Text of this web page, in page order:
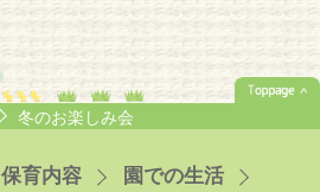
冬のお楽しみ会
保育内容 園での生活